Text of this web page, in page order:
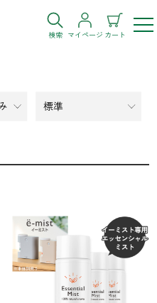
検索 マイページ カート
したい